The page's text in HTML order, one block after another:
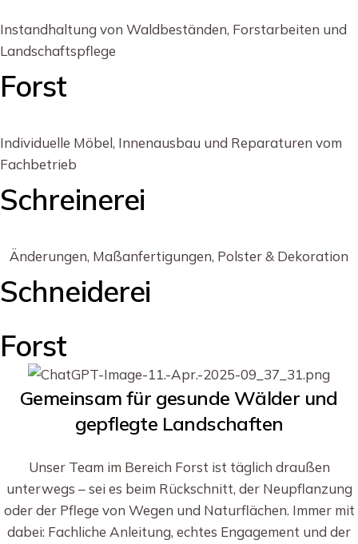
Instandhaltung von Waldbeständen, Forstarbeiten und
Landschaftspflege
Forst
Individuelle Möbel, Innenausbau und Reparaturen vom
Fachbetrieb
Schreinerei
Änderungen, Maßanfertigungen, Polster & Dekoration
Schneiderei
Forst
Gemeinsam für gesunde Wälder und
gepflegte Landschaften
Unser Team im Bereich Forst ist täglich draußen
unterwegs – sei es beim Rückschnitt, der Neupflanzung
oder der Pflege von Wegen und Naturflächen. Immer mit
dabei: Fachliche Anleitung, echtes Engagement und der